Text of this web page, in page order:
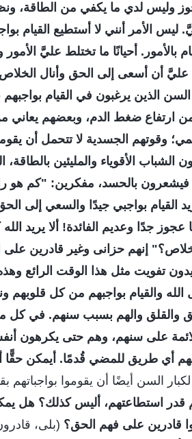
وليس لدي ما يكفي من
الأمر أنني لا أستطيع القيام
بالأمور. أحيانًا ما تختلط عليَّ
أن أسعى إلى الحق وأنال
الذين يرغبون في القيام
ارتفاع ضغط الدم، وبعضهم
وقوتهم الجسدية لا تتحمل أن
الشباب الأقوياء والمليئين
فيشعرون بالحسد، مفكرين: "كم هو
القيام بواجبي جيدًا والسعي إلى
عجوز جدًا وعديم الفائدة! ألا يريد
إنهم حزانى وغير قادرين
تفويت مثل هذا الوقت الرائع
والقيام بواجبهم من كل قلوبهم
والقلق والهم بسبب سنهم. في كل
على سنهم، وهم حتى يكرهون
أي طريق للمضي قُدمًا. أيمكن حقًّا
السن أيضًا أن يقوموا بواجباتهم
قدر استطاعتهم، أليس كذلك؟ هل
قادرين على فهم الحق؟ (بلى،